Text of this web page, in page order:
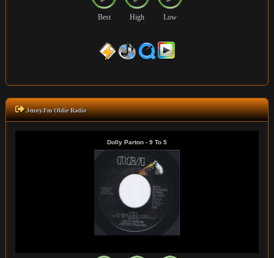
Best High Low
Jenny.Fm Oldie Radio